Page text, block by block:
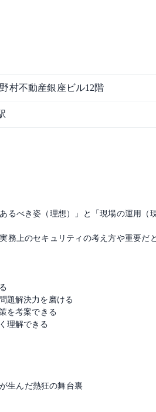
村不動産銀座ビル12階
るべき姿（理想）」と「現場の運用（
務上のセキュリティの考え方や重要だ
題解決力を磨ける
を考案できる
理解できる
生んだ熱狂の舞台裏